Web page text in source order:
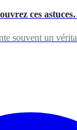
ces
souvent un